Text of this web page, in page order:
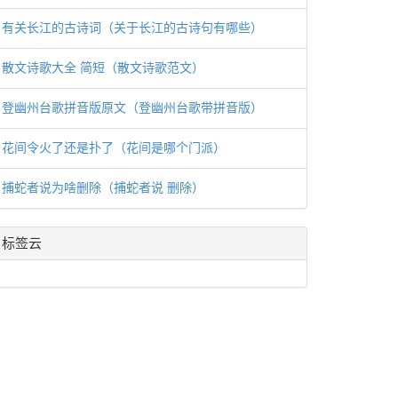
有关长江的古诗词（关于长江的古诗句有哪些）
散文诗歌大全 简短（散文诗歌范文）
登幽州台歌拼音版原文（登幽州台歌带拼音版）
花间令火了还是扑了（花间是哪个门派）
捕蛇者说为啥删除（捕蛇者说 删除）
标签云